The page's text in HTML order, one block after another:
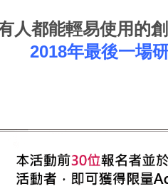
人都能輕易使用的
2018年最後一場